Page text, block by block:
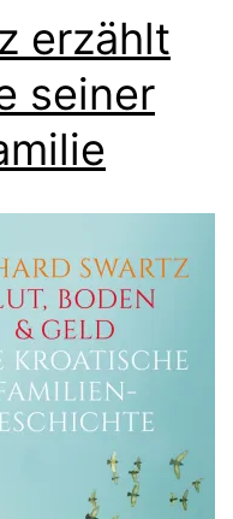
erzählt
seiner